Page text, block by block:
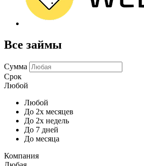
Все займы
Сумма
Срок
Любой
Любой
До 2х месяцев
До 2х недель
До 7 дней
До месяца
Компания